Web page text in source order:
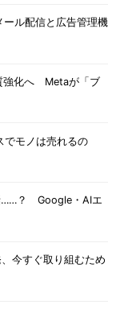
ル配信と広告管理機
強化へ Metaが「ブ
でモノは売れるの
……？ Google・AIエ
今すぐ取り組むため